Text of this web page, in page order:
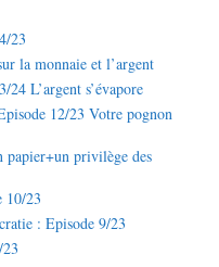
23
la monnaie et l’argent
L’argent s’évapore
12/23 Votre pognon
papier+un privilège des
10/23
: Episode 9/23